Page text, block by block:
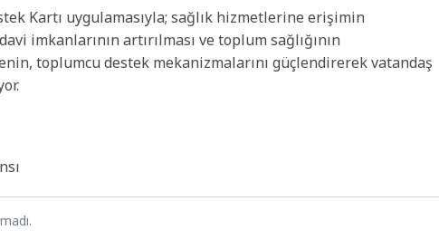
Kartı uygulamasıyla; sağlık hizmetlerine erişimin
imkanlarının artırılması ve toplum sağlığının
toplumcu destek mekanizmalarını güçlendirerek vatandaş